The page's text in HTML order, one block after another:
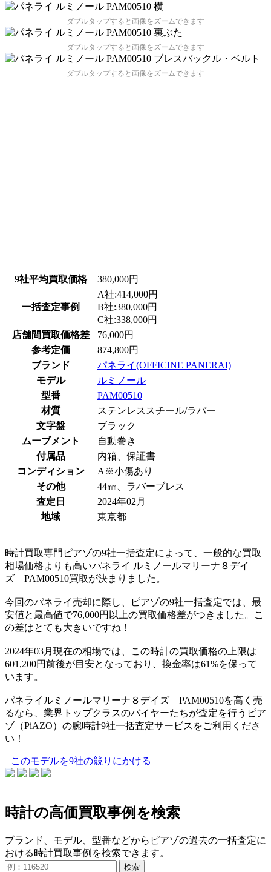
ダブルタップすると画像をズームできます
ダブルタップすると画像をズームできます
ダブルタップすると画像をズームできます
9社平均買取価格 380,000円
一括査定事例
A社:414,000円
B社:380,000円
C社:338,000円
店舗間買取価格差
76,000円
参考定価
874,800円
ブランド
パネライ(OFFICINE PANERAI)
モデル
ルミノール
型番
PAM00510
材質
ステンレススチール/ラバー
文字盤
ブラック
ムーブメント
自動巻き
付属品
内箱、保証書
コンディション
A※小傷あり
その他
44㎜、ラバーブレス
査定日
2024年02月
地域
東京都
時計買取専門ピアゾの9社一括査定によって、一般的な買取
相場価格よりも高いパネライ ルミノールマリーナ８デイ
ズ PAM00510買取が決まりました。
今回のパネライ売却に際し、ピアゾの9社一括査定では、最
安値と最高値で76,000円以上の買取価格差がつきました。こ
の差はとても大きいですね！
2024年03月現在の相場では、この時計の買取価格の上限は
601,200円前後が目安となっており、換金率は61%を保って
います。
パネライルミノールマリーナ８デイズ PAM00510を高く売
るなら、業界トップクラスのバイヤーたちが査定を行うピア
ゾ（PiAZO）の腕時計9社一括査定サービスをご利用くださ
い！
このモデルを9社の競りにかける
時計の高価買取事例を検索
ブランド、モデル、型番などからピアゾの過去の一括査定に
おける時計買取事例を検索できます。
検索